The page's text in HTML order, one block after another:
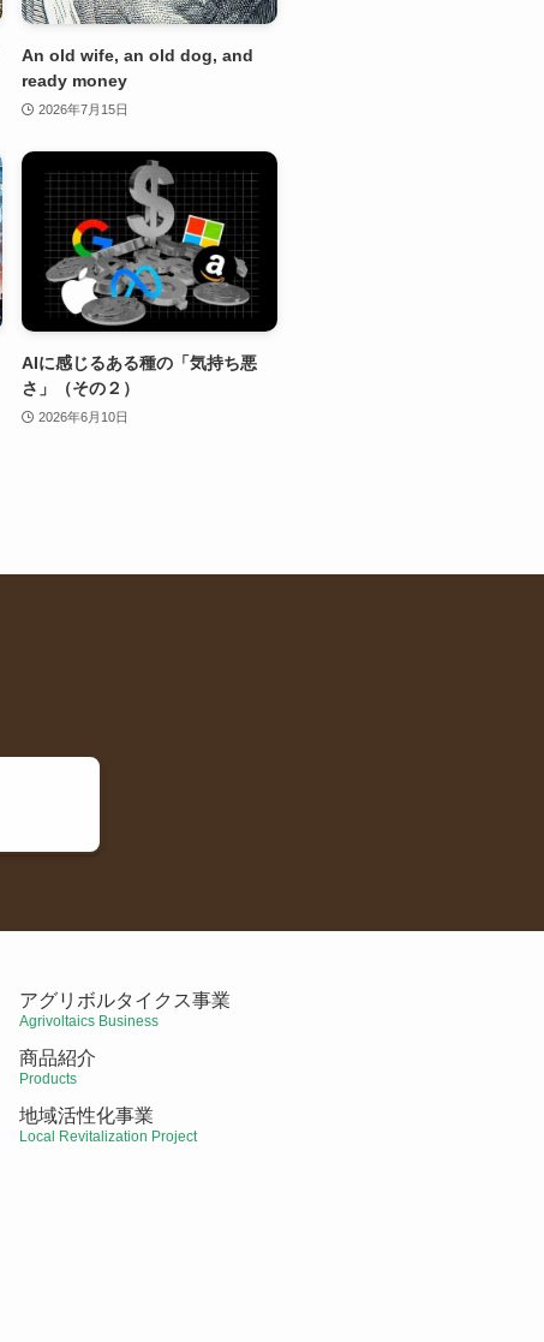
An old wife, an old dog, and
ready money
2026年7月15日
AIに感じるある種の「気持ち悪
さ」（その２）
2026年6月10日
アグリボルタイクス事業
Agrivoltaics Business
商品紹介
Products
地域活性化事業
Local Revitalization Project